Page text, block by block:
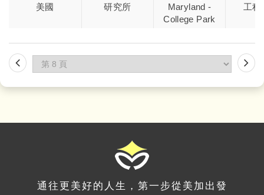
美國 研究所
Maryland -
College Park
工程
通往更美好的人生，第一步從美加出發